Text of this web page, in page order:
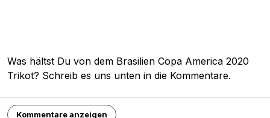
Was hältst Du von dem Brasilien Copa America 2020
Trikot? Schreib es uns unten in die Kommentare.
Kommentare anzeigen